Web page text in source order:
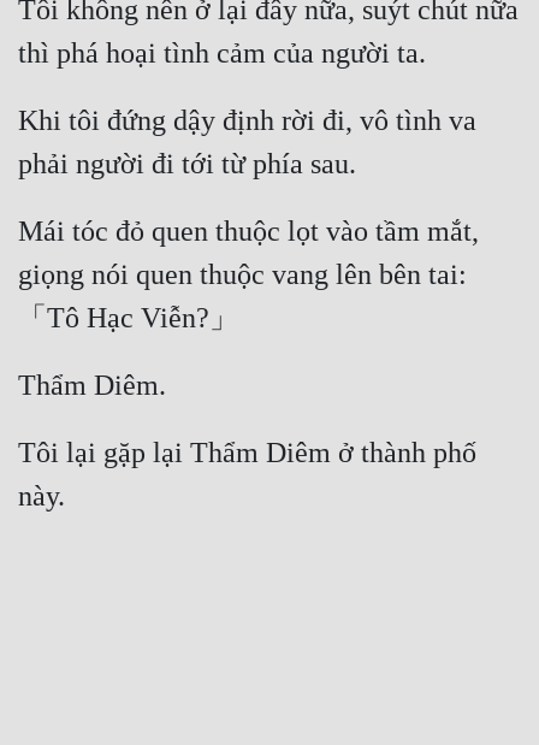
Đẹp
Tính Cách Nhân Vật :
Vô Sỉ
Tôi không nên ở lại đây nữa, suýt chút nữa
Khi tôi đứng dậy định rời đi, vô tình va
Mái tóc đỏ quen thuộc lọt vào tầm mắt,
giọng nói quen thuộc vang lên bên tai:
Tôi lại gặp lại Thẩm Diêm ở thành phố